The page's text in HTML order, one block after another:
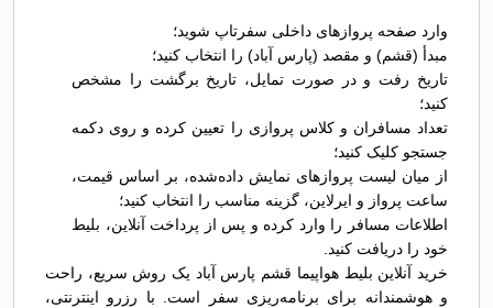
وارد صفحه پروازهای داخلی سفرتاپ شوید؛
مبدأ (قشم) و مقصد (پارس آباد) را انتخاب کنید؛
تاریخ رفت و در صورت تمایل، تاریخ برگشت را مشخص
کنید؛
تعداد مسافران و کلاس پروازی را تعیین کرده و روی دکمه
جستجو کلیک کنید؛
از میان لیست پروازهای نمایش داده‌شده، بر اساس قیمت،
ساعت پرواز و ایرلاین، گزینه مناسب را انتخاب کنید؛
اطلاعات مسافر را وارد کرده و پس از پرداخت آنلاین، بلیط
خود را دریافت کنید.
خرید آنلاین بلیط هواپیما قشم پارس آباد یک روش سریع، راحت
و هوشمندانه برای برنامه‌ریزی سفر است. با رزرو اینترنتی،